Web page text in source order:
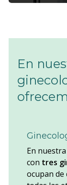
En
En
con tres
ocupan de